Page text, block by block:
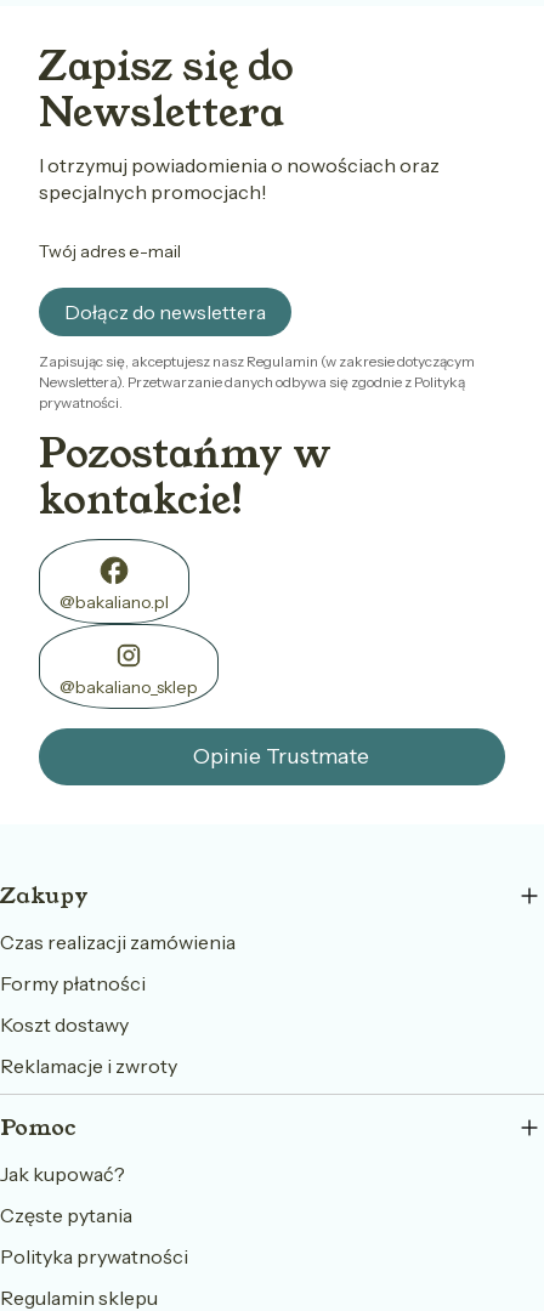
Zapisz się do
Newslettera
I otrzymuj powiadomienia o nowościach oraz
specjalnych promocjach!
Twój adres e-mail
Dołącz do newslettera
Zapisując się, akceptujesz nasz Regulamin (w zakresie dotyczącym
Newslettera). Przetwarzanie danych odbywa się zgodnie z Polityką
prywatności.
Pozostańmy w
kontakcie!
@bakaliano.pl
@bakaliano_sklep
Opinie Trustmate
Linki w stopce
Zakupy
Czas realizacji zamówienia
Formy płatności
Koszt dostawy
Reklamacje i zwroty
Pomoc
Jak kupować?
Częste pytania
Polityka prywatności
Regulamin sklepu